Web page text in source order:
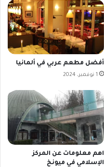
أفضل مطعم عربي في ألمانيا
1 نوفمبر، 2024
اهم معلومات عن المركز
الإسلامي في ميونخ